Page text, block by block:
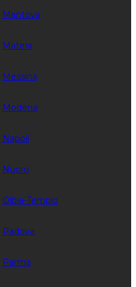
Mantova
Matera
Messina
Modena
Napoli
Nuoro
Olbia-Tempio
Padova
Parma